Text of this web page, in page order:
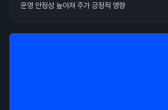
운영 안정성 높아져 주가 긍정적 영향